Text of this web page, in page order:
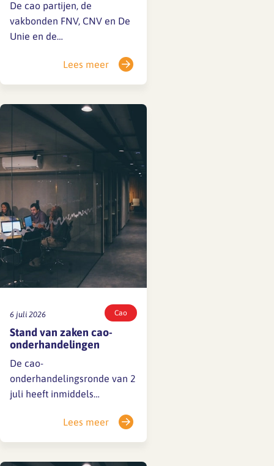
De cao partijen, de
vakbonden FNV, CNV en De
Unie en de
BNA, hebben een
onderhandelingsresultaat
Dit
onderhandelingsresultaat
wordt aan hun leden en
achterban voorgelegd. Er is
dus nog geen definitieve cao.
Mocht je vragen hebben
over de inhoud van het…
Lees meer
6 juli 2026 Cao
Stand van zaken cao-
onderhandelingen
De cao-
onderhandelingsronde van 2
juli heeft inmiddels
partners zijn nog niet tot een
akkoord gekomen, maar de
Lees meer